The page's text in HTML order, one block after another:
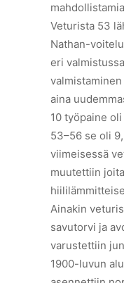
Veturista 53
Nathan-
eri
aina
10 työpaine
53–56 se oli
viimeisessä
muutettiin
Ainakin
savutorvi ja
varustettiin
1900-luvun